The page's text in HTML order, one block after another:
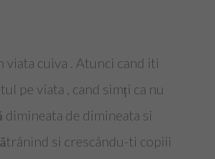
cuiva . Atunci cand iti
pe viata , cand simți ca nu
dimineata de dimineata si
si crescându-ti copiii